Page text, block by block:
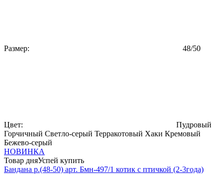
Размер: 48/50
Цвет:
Пудровый
Горчичный Светло-серый Терракотовый Хаки Кремовый
Бежево-серый
НОВИНКА
Товар дняУспей купить
Бандана р.(48-50) арт. Бмн-497/1 котик с птичкой (2-3года)